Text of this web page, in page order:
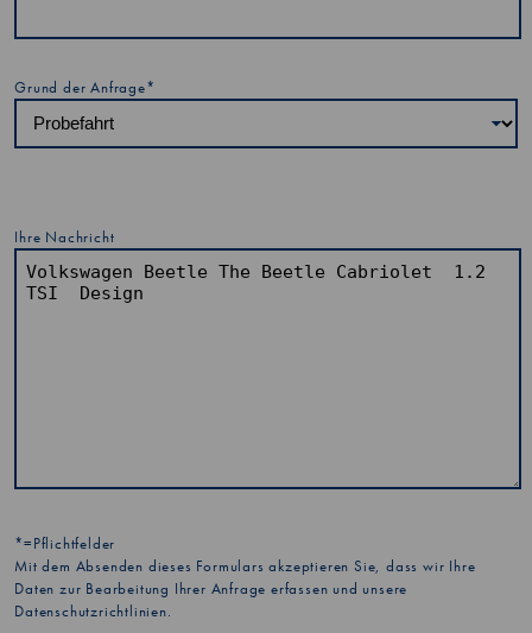
Grund der Anfrage*
Ihre Nachricht
*=Pflichtfelder
Mit dem Absenden dieses Formulars akzeptieren Sie, dass wir Ihre
Daten zur Bearbeitung Ihrer Anfrage erfassen und unsere
Datenschutzrichtlinien.